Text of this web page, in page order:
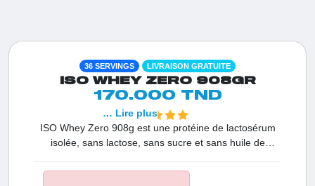
36 SERVINGS LIVRAISON GRATUITE
ISO WHEY ZERO 908GR
170.000 TND
ISO Whey Zero 908g est une protéine de lactosérum
isolée, sans lactose, sans sucre et sans huile de
de protéines par portion de 50g, idéale pour soutenir la
… Lire plus